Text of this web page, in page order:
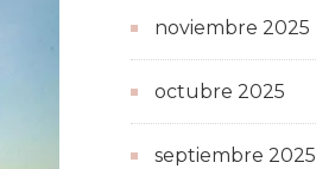
noviembre 2025
octubre 2025
septiembre 2025